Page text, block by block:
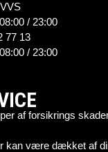
/ 23:00
77 13
/ 23:00
af forsikrings
kan være dækket af